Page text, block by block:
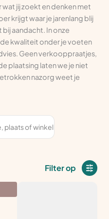
jij zoekt en denken met
krijgt waar je jarenlang blij
aandacht. In onze
kwaliteit onder je voeten
Geen verkooppraatjes,
plaatsing laten we je niet
nazorg weet je
Filter op